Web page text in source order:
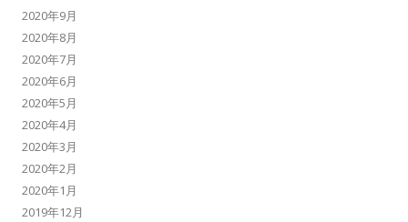
2020年9月
2020年8月
2020年7月
2020年6月
2020年5月
2020年4月
2020年3月
2020年2月
2020年1月
2019年12月